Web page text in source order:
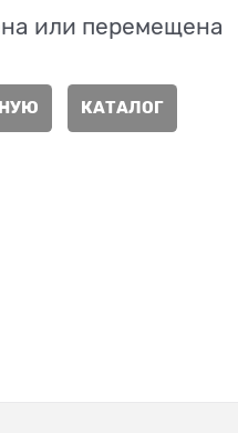
или перемещена
КАТАЛОГ